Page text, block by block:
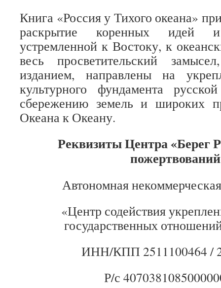
Книга «Россия у Тихого океана»
раскрытие коренных идей
устремленной к Востоку, к
весь просветительский
изданием, направлены на
культурного фундамента русской
сбережению земель и широких
Океана к Океану.
Реквизиты Центра «Берег
Автономная
«Центр содействия
государственных
ИНН/КПП 2511100464 /
Р/с